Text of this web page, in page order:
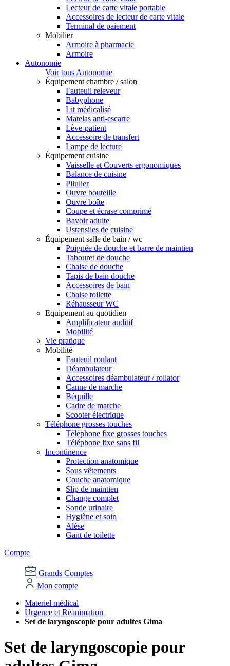
Lecteur de carte vitale portable
Accessoires de lecteur de carte vitale
Terminal de paiement
Mobilier
Armoire à pharmacie
Armoire
Autonomie
Voir tous Autonomie
Équipement chambre / salon
Fauteuil releveur
Babyphone
Lit médicalisé
Matelas anti-escarre
Lève-patient
Accessoire de transfert
Lampe de lecture
Équipement cuisine
Vaisselle et Couverts ergonomiques
Balance de cuisine
Pilulier
Ouvre bouteille
Ouvre boîte
Coupe et écrase comprimé
Bavoir adulte
Ustensiles de cuisine
Équipement salle de bain / wc
Poignée de douche et barre de maintien
Tabouret de douche
Chaise de douche
Tapis de bain douche
Accessoires de bain
Chaise toilette
Réhausseur WC
Equipement au quotidien
Amplificateur auditif
Mobilité
Vie pratique
Mobilité
Fauteuil roulant
Déambulateur
Accessoires déambulateur / rollator
Canne de marche
Béquille
Cadre de marche
Scooter électrique
Téléphone grosses touches
Téléphone fixe grosses touches
Téléphone fixe sans fil
Incontinence
Protection anatomique
Sous vêtements
Couche anatomique
Slip de maintien
Change complet
Sonde urinaire
Hygiène et soin
Alèse
Gant de toilette
Compte
Grands Comptes
Mon compte
Materiel médical
Urgence et Réanimation
Set de laryngoscopie pour adultes Gima
Set de laryngoscopie pour